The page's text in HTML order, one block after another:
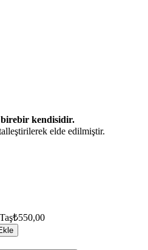
kendisidir.
elde edilmiştir.
₺550,00